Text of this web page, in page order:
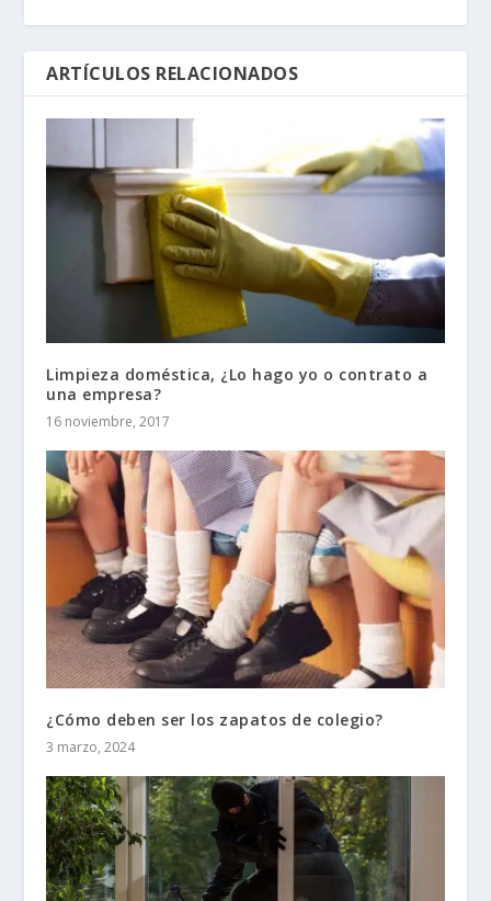
ARTÍCULOS RELACIONADOS
Limpieza doméstica, ¿Lo hago yo o contrato a
una empresa?
16 noviembre, 2017
¿Cómo deben ser los zapatos de colegio?
3 marzo, 2024